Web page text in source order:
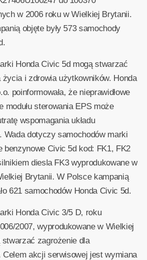
w 2006 roku w Wielkiej Brytanii.
objęte były 573 samochody
Honda Civic 5d mogą stwarzać
życia i zdrowia użytkowników. Honda
poinformowała, że nieprawidłowe
modułu sterowania EPS może
wspomagania układu
Wada dotyczy samochodów marki
benzynowe Civic 5d kod: FK1, FK2
diesla FK3 wyprodukowane w
Brytanii. W Polsce kampanią
621 samochodów Honda Civic 5d.
Honda Civic 3/5 D, roku
2007, wyprodukowane w Wielkiej
stwarzać zagrożenie dla
Celem akcji serwisowej jest wymiana